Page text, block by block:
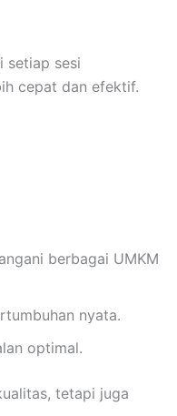
setiap sesi
cepat dan efektif.
berbagai UMKM
nyata.
optimal.
tetapi juga